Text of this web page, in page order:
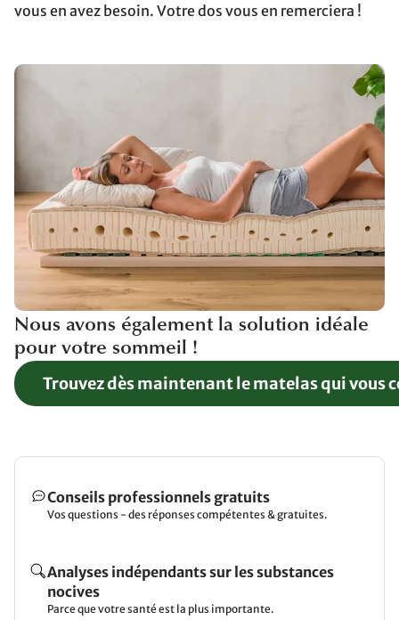
vous en avez besoin. Votre dos vous en remerciera !
Nous avons également la solution idéale
pour votre sommeil !
Trouvez dès maintenant le matelas qui vous
Conseils professionnels gratuits
Vos questions - des réponses compétentes & gratuites.
Analyses indépendants sur les substances
nocives
Parce que votre santé est la plus importante.